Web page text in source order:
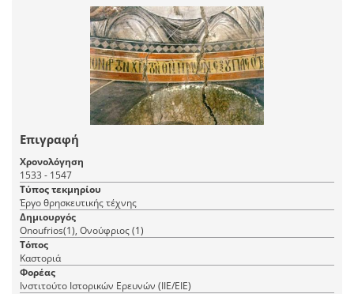
Επιγραφή
Χρονολόγηση
1533 - 1547
Τύπος τεκμηρίου
Έργο θρησκευτικής τέχνης
Δημιουργός
Onoufrios(1), Ονούφριος (1)
Τόπος
Καστοριά
Φορέας
Ινστιτούτο Ιστορικών Ερευνών (ΙΙΕ/ΕΙΕ)